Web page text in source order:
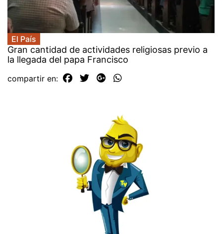
El País
Gran cantidad de actividades religiosas previo a
la llegada del papa Francisco
compartir en: